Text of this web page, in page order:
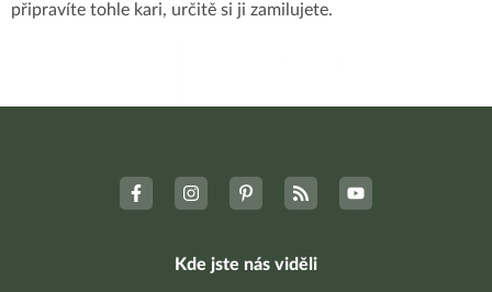
připravíte tohle kari, určitě si ji zamilujete.
Kde jste nás viděli